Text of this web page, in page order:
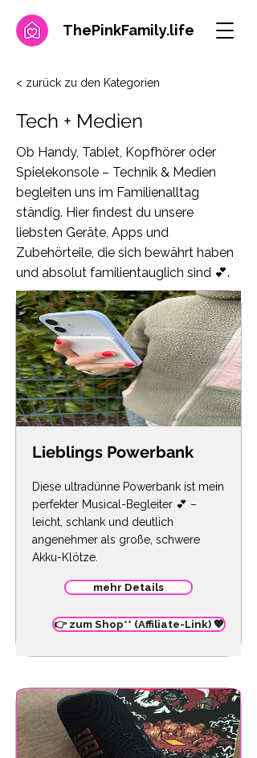
ThePinkFamily.life
< zurück zu den Kategorien
Tech + Medien
Ob Handy, Tablet, Kopfhörer oder
Spielekonsole – Technik & Medien
begleiten uns im Familienalltag
ständig. Hier findest du unsere
liebsten Geräte, Apps und
Zubehörteile, die sich bewährt haben
und absolut familientauglich sind 💕.
Lieblings Powerbank
Diese ultradünne Powerbank ist mein
perfekter Musical-Begleiter 💕 –
leicht, schlank und deutlich
angenehmer als große, schwere
Akku-Klötze.
mehr Details
👉 zum Shop** (Affiliate-Link) 💖